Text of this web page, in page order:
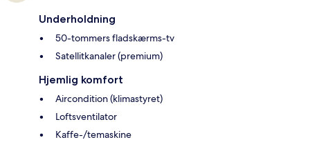
Underholdning
50-tommers fladskærms-tv
Satellitkanaler (premium)
Hjemlig komfort
Aircondition (klimastyret)
Loftsventilator
Kaffe-/temaskine